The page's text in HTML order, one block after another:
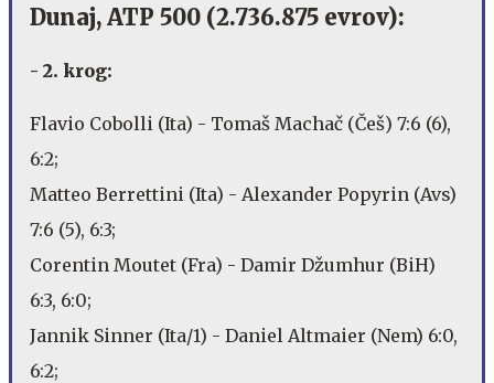
Dunaj, ATP 500 (2.736.875 evrov):
- 2. krog:
Flavio Cobolli (Ita) - Tomaš Machač (Češ) 7:6 (6),
6:2;
Matteo Berrettini (Ita) - Alexander Popyrin (Avs)
7:6 (5), 6:3;
Corentin Moutet (Fra) - Damir Džumhur (BiH)
6:3, 6:0;
Jannik Sinner (Ita/1) - Daniel Altmaier (Nem) 6:0,
6:2;